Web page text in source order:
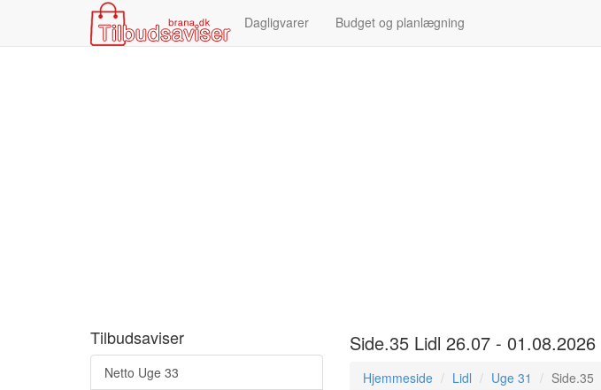
Dagligvarer Budget og planlægning
Tilbudsaviser
Netto Uge 33
Side.35 Lidl 26.07 - 01.08.2026
Hjemmeside Lidl Uge 31 Side.35